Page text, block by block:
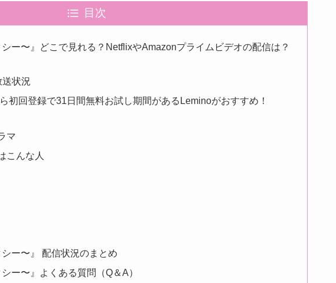
目次
シー〜』どこで見れる？NetflixやAmazonプライムビデオの配信は？
送状況
初回登録で31日間無料お試し期間があるLeminoがおすすめ！
マ
こんな人
シー〜』 配信状況のまとめ
ー〜』よくある質問（Q＆A）